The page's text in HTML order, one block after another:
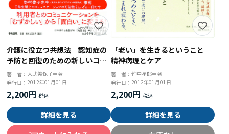
介護に役立つ共想法 認知症の
予防と回復のための新しいコミ
ュニケーション
著 者： 大武美保子＝著
発行日：2012年01月01日
2,200円
詳細を見る
「老い」を生きるということ
精神病理とケア
著 者： 竹中星郎＝著
発行日： 2012年01月01日
2,200円
詳細を見る